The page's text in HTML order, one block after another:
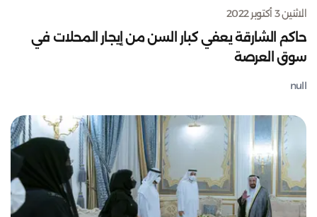
الاثنين 3 أكتوبر 2022
حاكم الشارقة يعفي كبار السن من إيجار المحلات في
سوق العرصة
null